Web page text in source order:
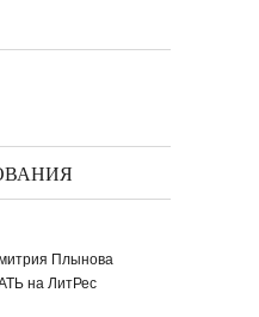
Плынова
на ЛитРес